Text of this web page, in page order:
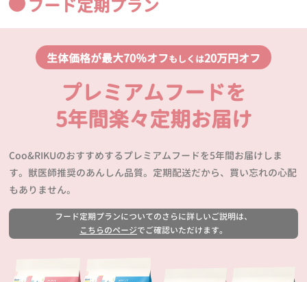
フード定期プラン
生体価格が最大70％オフもしくは20万円オフ
プレミアムフードを
5年間楽々定期お届け
Coo&RIKUのおすすめするプレミアムフードを5年間お届けしま
す。獣医師推奨のあんしん品質。定期配送だから、買い忘れの心配
もありません。
フード定期プランについてのさらに詳しいご説明は、
こちらのページでご確認いただけます。